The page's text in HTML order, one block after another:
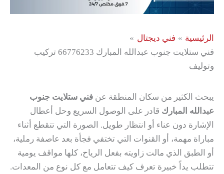
الرئيسية
فني ديجتال
فني ستلايت جنوب عبدالله المبارك 66776233 تركيب
وتوليف
يبحث الكثير من سكان المنطقة عن فني ستلايت جنوب
عبدالله المبارك قادر على الوصول السريع وحل أعطال
الإشارة دون عناء أو انتظار طويل. الصورة التي تتقطع أثناء
مباراة مهمة، أو القنوات التي تختفي فجأة بعد عاصفة رملية،
أو الطبق الذي مالت زاويته بفعل الرياح، كلها مواقف يومية
تتطلب يداً خبيرة تعرف كيف تتعامل مع كل نوع من المعدات.